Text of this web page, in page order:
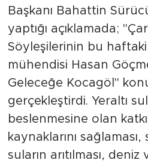
Başkanı Bahattin
yaptığı açıklamada;
Söyleşilerinin bu
mühendisi Hasan
Geleceğe Kocagöl"
gerçekleştirdi. Yeraltı
beslenmesine olan
kaynaklarını sağlaması,
suların arıtılması, deniz